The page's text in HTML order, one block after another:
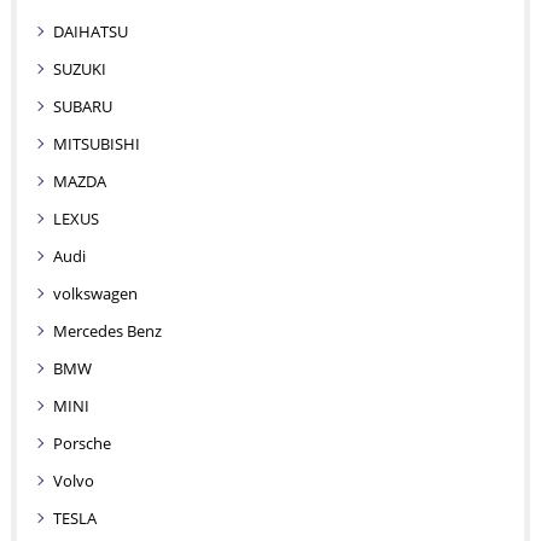
DAIHATSU
SUZUKI
SUBARU
MITSUBISHI
MAZDA
LEXUS
Audi
volkswagen
Mercedes Benz
BMW
MINI
Porsche
Volvo
TESLA